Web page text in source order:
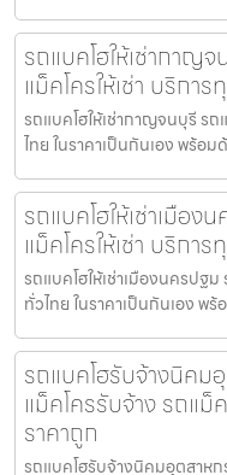
รถแบคโฮให้เช่ากาญ
แม็คโครให้เช่า บริกา
รถแบคโฮให้เช่ากาญจนบุรี รถ
ไทย ในราคาเป็นกันเอง พร้
รถแบคโฮให้เช่าเมือ
แม็คโครให้เช่า บริกา
รถแบคโฮให้เช่าเมืองนครปฐ
ทั่วไทย ในราคาเป็นกันเอง
รถแบคโฮรับจ้างนิคม
แม็คโครรับจ้าง รถแม็
ราคาถูก
รถแบคโฮรับจ้างนิคมอุตสาหก